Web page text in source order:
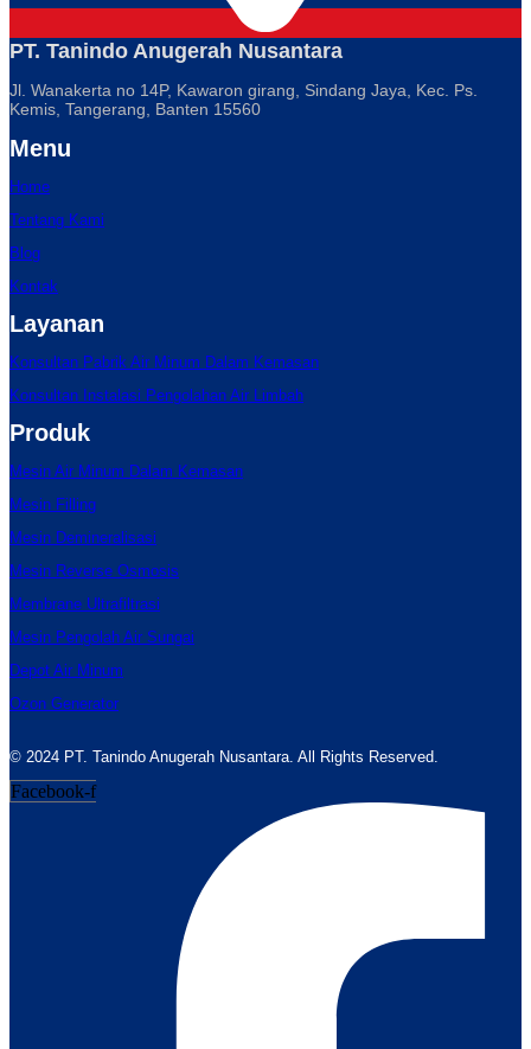
PT. Tanindo Anugerah Nusantara
Jl. Wanakerta no 14P, Kawaron girang, Sindang Jaya, Kec. Ps.
Kemis, Tangerang, Banten 15560
Menu
Home
Tentang Kami
Blog
Kontak
Layanan
Konsultan Pabrik Air Minum Dalam Kemasan
Konsultan Instalasi Pengolahan Air Limbah
Produk
Mesin Air Minum Dalam Kemasan
Mesin Filling
Mesin Demineralisasi
Mesin Reverse Osmosis
Membrane Ultrafiltrasi
Mesin Pengolah Air Sungai
Depot Air Minum
Ozon Generator
© 2024 PT. Tanindo Anugerah Nusantara. All Rights Reserved.
Facebook-f